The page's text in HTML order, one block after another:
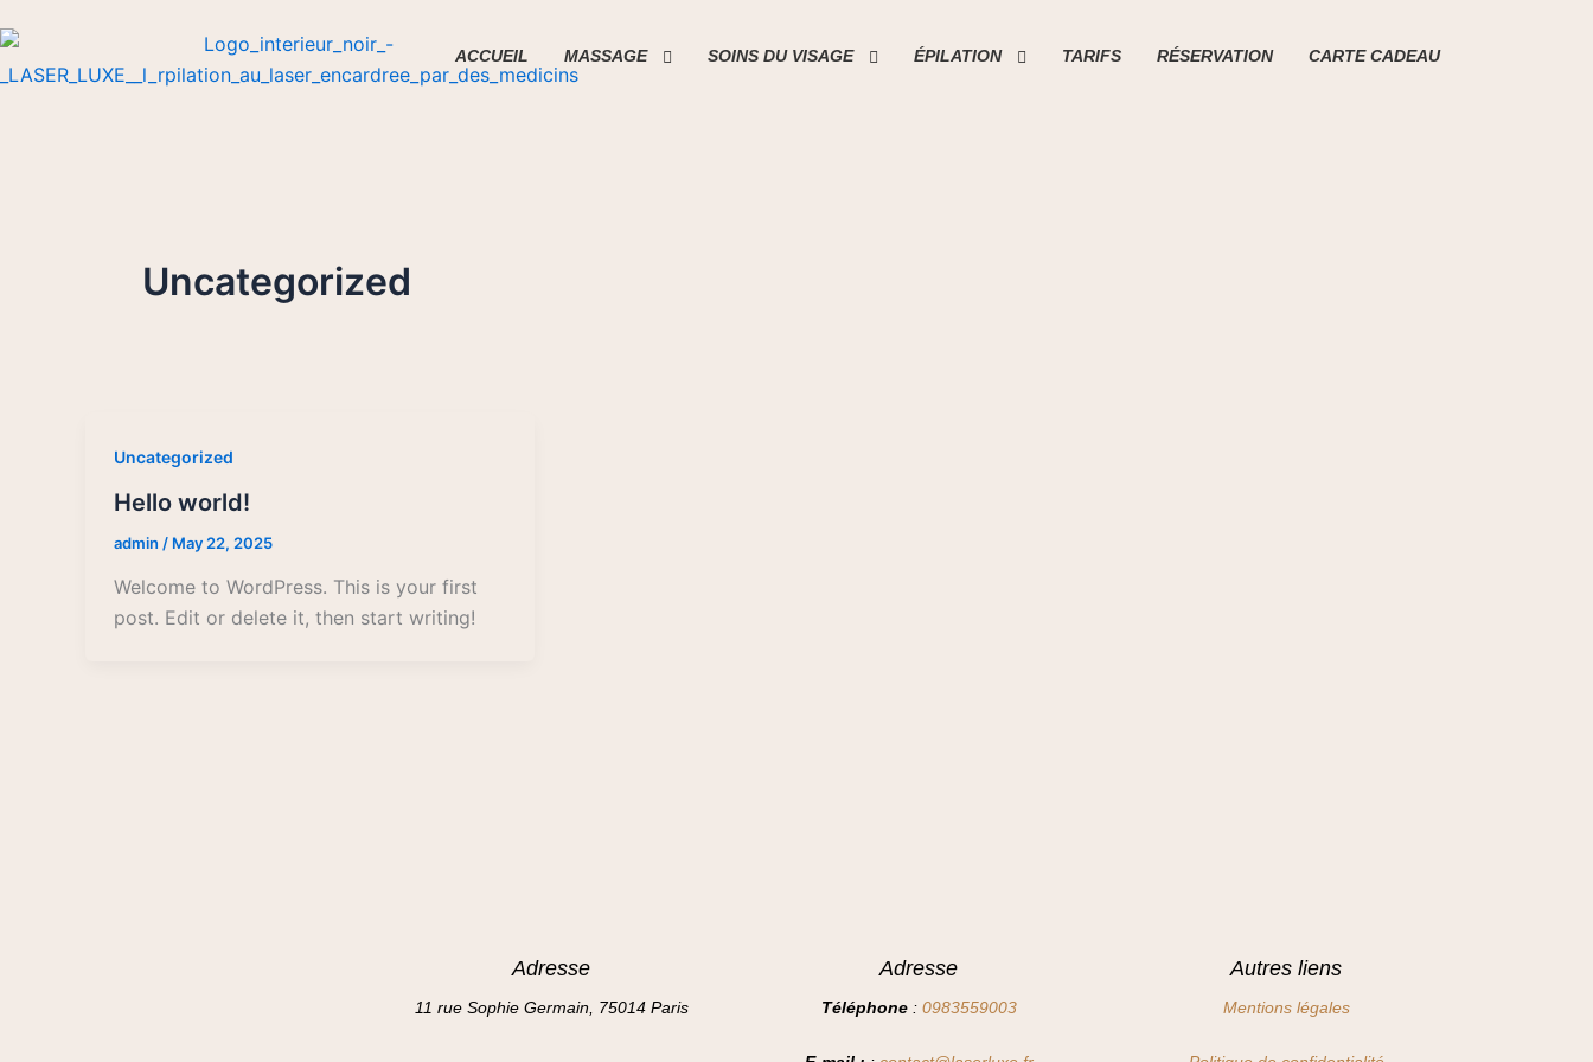
to
content
ACCUEIL MASSAGE SOINS DU VISAGE ÉPILATION TARIFS RÉSERVATION CARTE CADEAU
Uncategorized
Uncategorized
Hello world!
admin / May 22, 2025
Welcome to WordPress. This is your first
post. Edit or delete it, then start writing!
Adresse
11 rue Sophie Germain, 75014 Paris
Adresse
Téléphone : 0983559003
Autres liens
Mentions légales